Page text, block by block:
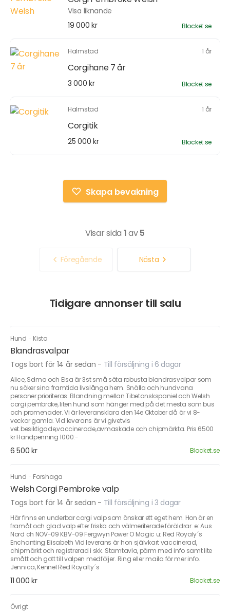
Visa liknande
19 000 kr
Blocket.se
Halmstad 1 år
Corgihane 7 år
3 000 kr Blocket.se
Halmstad 1 år
Corgitik
25 000 kr Blocket.se
Skapa bevakning
Visar sida 1av5
Föregående Nästa
Tidigare annonser till salu
Hund · Kista
Blandrasvalpar
Togs bort för 14 år sedan - Till försäljning i 6 dagar
Alice, Selma och Elsa är 3st små söta robusta blandrasvalpar som
nu söker sina framtida livslånga hem. Snälla och hundvana
personer prioriteras. Blandning mellan Tibetanskspaniel och Welsh
corgi pembroke, liten hund som hänger med på det mesta som bus
och promenader. Vi är leveransklara den 14e Oktober då är vi 8-
veckor gamla. Vid leverans är vi givetvis
vet.besiktigade,vaccinerade,avmaskade och chipmärkta. Pris 6500
kr Handpenning 1000:-
6 500 kr Blocket.se
Hund · Forshaga
Welsh Corgi Pembroke valp
Togs bort för 14 år sedan - Till försäljning i 3 dagar
Här finns en underbar corgi valp som önskar ett eget hem. Hon är en
framåt och glad valp efter friska och välmeriterade föräldrar. e: Aus
Nord ch NOV-09 KBV-09 Fergwyn Power O Magic u: Red Royaly´s
Enchanting Elisabeth Vid leverans är hon självkart vaccinerad,
chipmärkt och registrerad i skk. Stamtavla, pärm med info samt lite
smått och gott till valpen medföljer. Ring eller maila för mer info.
Jennica, Kennel Red Royalty´s
11 000 kr Blocket.se
Övrigt